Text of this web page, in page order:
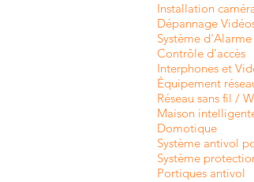
Installation
Dépannage
Système d'Alarme
Contrôle d'accès
Interphones et
Équipement
Réseau sans fil /
Maison
Domotique
Système antivol
Système
Portiques antivol